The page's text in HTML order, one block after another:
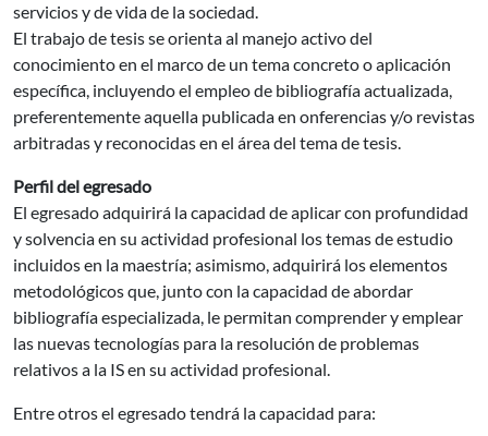
servicios y de vida de la sociedad.
El trabajo de tesis se orienta al manejo activo del
conocimiento en el marco de un tema concreto o aplicación
específica, incluyendo el empleo de bibliografía actualizada,
preferentemente aquella publicada en onferencias y/o revistas
arbitradas y reconocidas en el área del tema de tesis.
Perfil del egresado
El egresado adquirirá la capacidad de aplicar con profundidad
y solvencia en su actividad profesional los temas de estudio
incluidos en la maestría; asimismo, adquirirá los elementos
metodológicos que, junto con la capacidad de abordar
bibliografía especializada, le permitan comprender y emplear
las nuevas tecnologías para la resolución de problemas
relativos a la IS en su actividad profesional.
Entre otros el egresado tendrá la capacidad para: